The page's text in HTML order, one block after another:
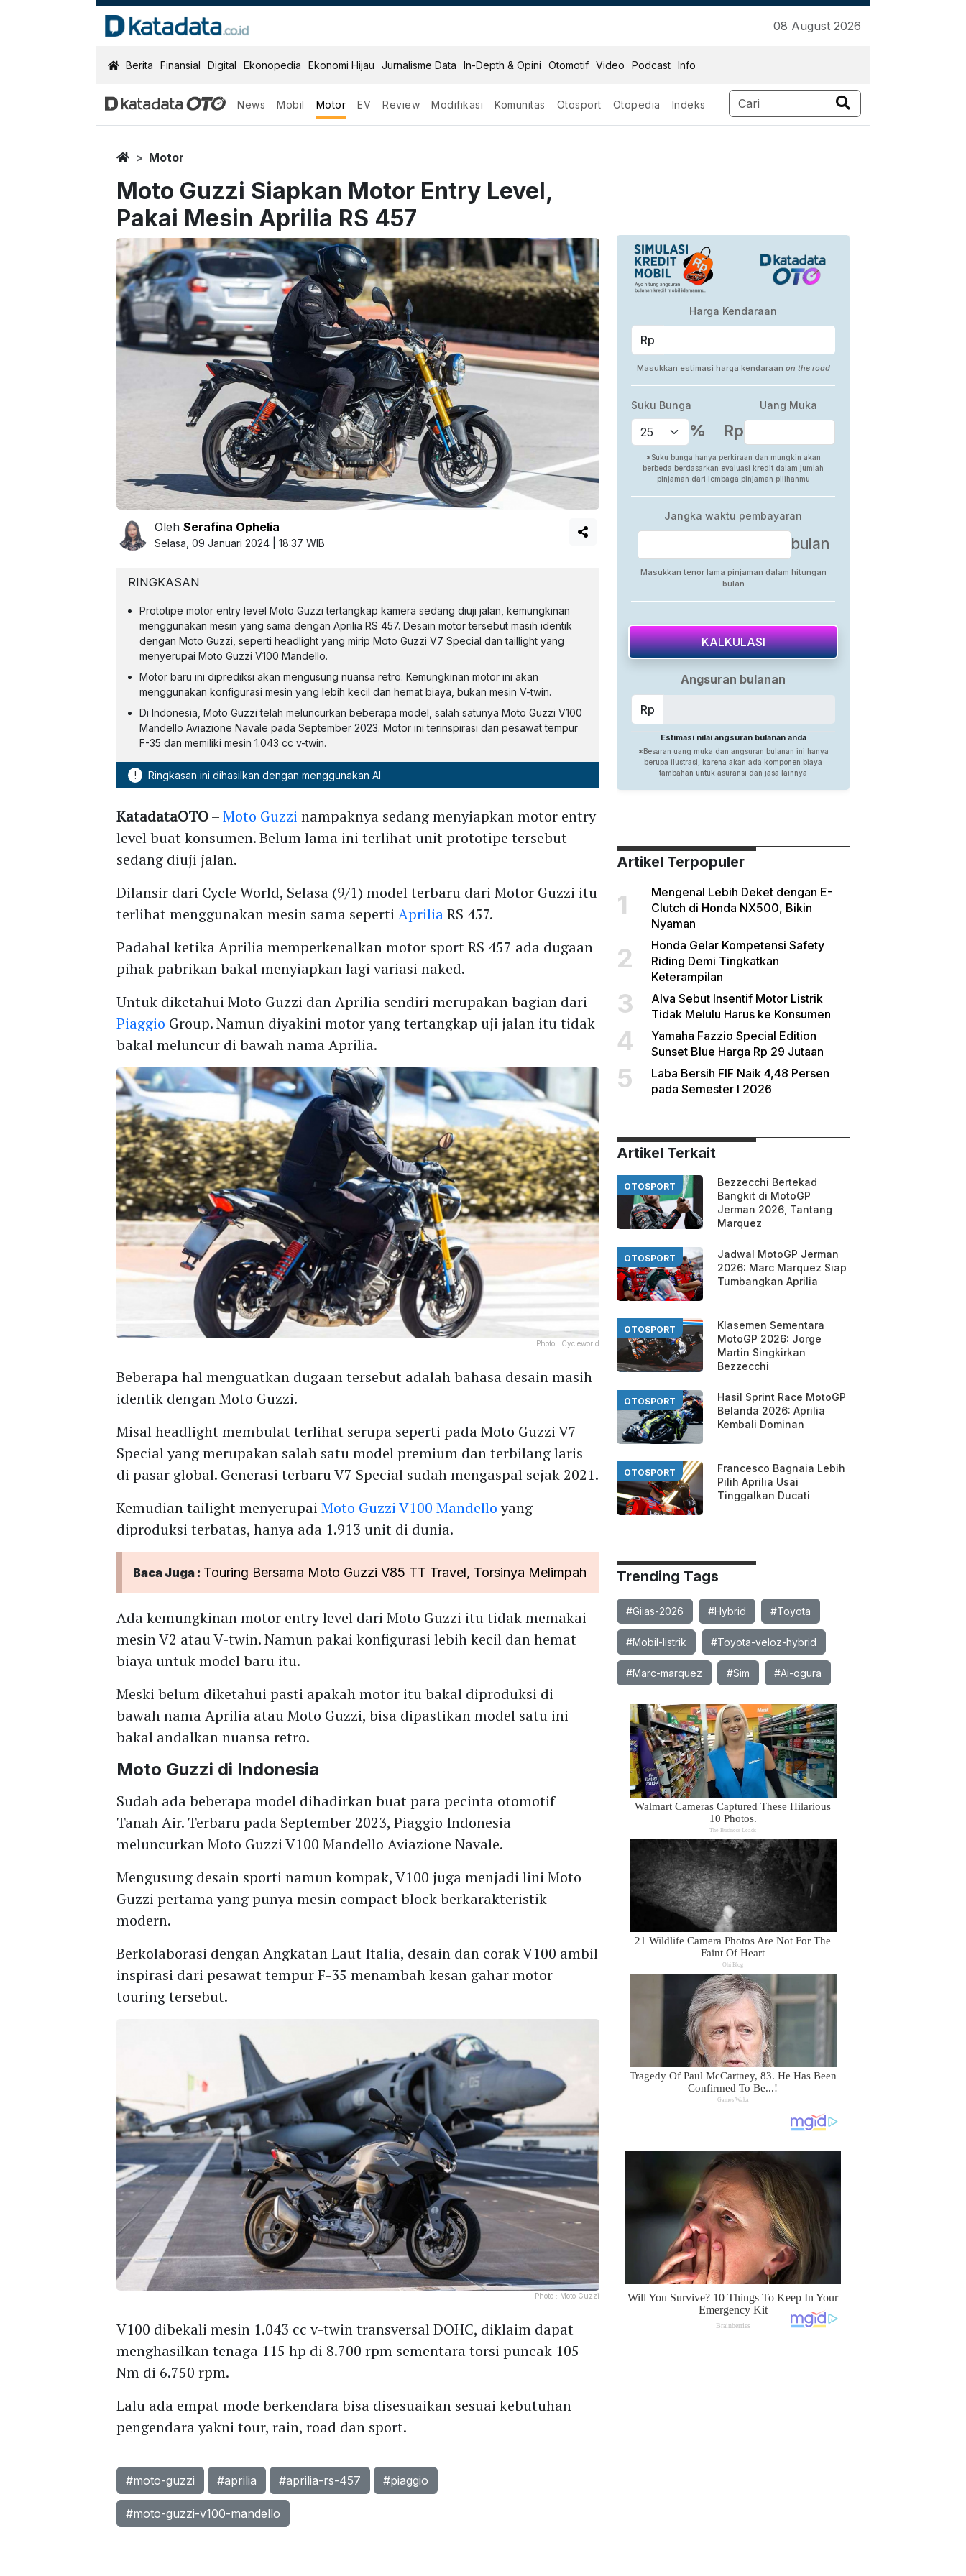
08 August 2026
KatadataOTO
Berita Finansial Digital Ekonopedia Ekonomi Hijau Jurnalisme Data In-Depth & Opini Otomotif Video Podcast Info
News Mobil Motor EV Review Modifikasi Komunitas Otosport Otopedia Indeks
HomeMotor
Moto Guzzi Siapkan Motor Entry Level,
Pakai Mesin Aprilia RS 457
OlehSerafina Ophelia
Selasa, 09 Januari 2024 | 18:37 WIB
RINGKASAN
Prototipe motor entry level Moto Guzzi tertangkap kamera sedang diuji jalan, kemungkinan
menggunakan mesin yang sama dengan Aprilia RS 457. Desain motor tersebut masih identik
dengan Moto Guzzi, seperti headlight yang mirip Moto Guzzi V7 Special dan taillight yang
menyerupai Moto Guzzi V100 Mandello.
Motor baru ini diprediksi akan mengusung nuansa retro. Kemungkinan motor ini akan
menggunakan konfigurasi mesin yang lebih kecil dan hemat biaya, bukan mesin V-twin.
Di Indonesia, Moto Guzzi telah meluncurkan beberapa model, salah satunya Moto Guzzi V100
Mandello Aviazione Navale pada September 2023. Motor ini terinspirasi dari pesawat tempur
F-35 dan memiliki mesin 1.043 cc v-twin.
! Ringkasan ini dihasilkan dengan menggunakan AI
KatadataOTO–Moto Guzzi nampaknya sedang menyiapkan motor entry
level buat konsumen. Belum lama ini terlihat unit prototipe tersebut
sedang diuji jalan.
Dilansir dari Cycle World, Selasa (9/1) model terbaru dari Motor Guzzi itu
terlihat menggunakan mesin sama sepertiApriliaRS 457.
Padahal ketika Aprilia memperkenalkan motor sport RS 457 ada dugaan
pihak pabrikan bakal menyiapkan lagi variasi naked.
Untuk diketahui Moto Guzzi dan Aprilia sendiri merupakan bagian dari
Piaggio Group. Namun diyakini motor yang tertangkap uji jalan itu tidak
bakal meluncur di bawah nama Aprilia.
Photo : Cycleworld
Beberapa hal menguatkan dugaan tersebut adalah bahasa desain masih
identik dengan Moto Guzzi.
Misal headlight membulat terlihat serupa seperti pada Moto Guzzi V7
Special yang merupakan salah satu model premium dan terbilang laris
di pasar global. Generasi terbaru V7 Special sudah mengaspal sejak 2021.
Kemudian tailight menyerupaiMoto Guzzi V100 Mandelloyang
diproduksi terbatas, hanya ada 1.913 unit di dunia.
Baca Juga : Touring Bersama Moto Guzzi V85 TT Travel, Torsinya Melimpah
Ada kemungkinan motor entry level dari Moto Guzzi itu tidak memakai
mesin V2 atau V-twin. Namun pakai konfigurasi lebih kecil dan hemat
biaya untuk model baru itu.
Meski belum diketahui pasti apakah motor itu bakal diproduksi di
bawah nama Aprilia atau Moto Guzzi, bisa dipastikan model satu ini
bakal andalkan nuansa retro.
Moto Guzzi di Indonesia
Sudah ada beberapa model dihadirkan buat para pecinta otomotif
Tanah Air. Terbaru pada September 2023, Piaggio Indonesia
meluncurkan Moto Guzzi V100 Mandello Aviazione Navale.
Mengusung desain sporti namun kompak, V100 juga menjadi lini Moto
Guzzi pertama yang punya mesin compact block berkarakteristik
modern.
Berkolaborasi dengan Angkatan Laut Italia, desain dan corak V100 ambil
inspirasi dari pesawat tempur F-35 menambah kesan gahar motor
touring tersebut.
Photo : Moto Guzzi
V100 dibekali mesin 1.043 cc v-twin transversal DOHC, diklaim dapat
menghasilkan tenaga 115 hp di 8.700 rpm sementara torsi puncak 105
Nm di 6.750 rpm.
Lalu ada empat mode berkendara bisa disesuaikan sesuai kebutuhan
pengendara yakni tour, rain, road dan sport.
#moto-guzzi #aprilia #aprilia-rs-457 #piaggio
#moto-guzzi-v100-mandello
Artikel Terpopuler
1
Mengenal Lebih Deket dengan E-
Clutch di Honda NX500, Bikin
Nyaman
2
Honda Gelar Kompetensi Safety
Riding Demi Tingkatkan
Keterampilan
3
Alva Sebut Insentif Motor Listrik
Tidak Melulu Harus ke Konsumen
4
Yamaha Fazzio Special Edition
Sunset Blue Harga Rp 29 Jutaan
5
Laba Bersih FIF Naik 4,48 Persen
pada Semester I 2026
Artikel Terkait
OTOSPORT
Bezzecchi Bertekad
Bangkit di MotoGP
Jerman 2026, Tantang
Marquez
OTOSPORT
Jadwal MotoGP Jerman
2026: Marc Marquez Siap
Tumbangkan Aprilia
OTOSPORT
Klasemen Sementara
MotoGP 2026: Jorge
Martin Singkirkan
Bezzecchi
OTOSPORT
Hasil Sprint Race MotoGP
Belanda 2026: Aprilia
Kembali Dominan
OTOSPORT
Francesco Bagnaia Lebih
Pilih Aprilia Usai
Tinggalkan Ducati
Trending Tags
#Giias-2026 #Hybrid #Toyota
#Mobil-listrik #Toyota-veloz-hybrid
#Marc-marquez #Sim #Ai-ogura